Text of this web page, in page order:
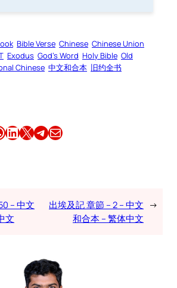
Bible Verse Chinese Chinese Union
Exodus God’s Word Holy Bible Old
Chinese 中文和合本 旧约全书
Share this article on LinkedIn Share this article on X Share this article on TelegramEmail this Article
– 中文
文
出埃及記 章節 – 2 – 中文
和合本 – 繁体中文
→